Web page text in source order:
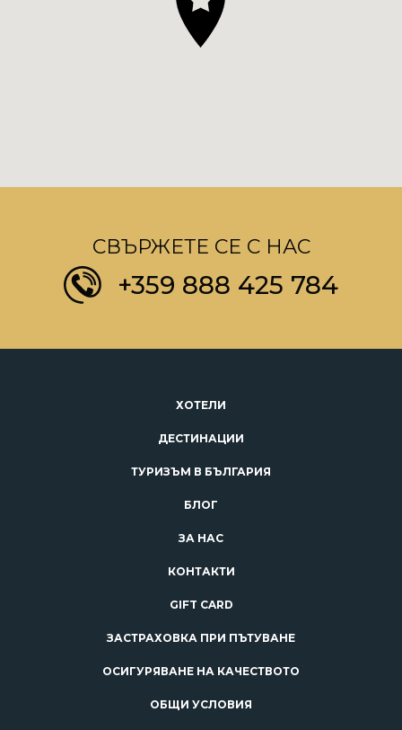
СВЪРЖЕТЕ СЕ С НАС
+359 888 425 784
ХОТЕЛИ
ДЕСТИНАЦИИ
ТУРИЗЪМ В БЪЛГАРИЯ
БЛОГ
ЗА НАС
КОНТАКТИ
GIFT CARD
ЗАСТРАХОВКА ПРИ ПЪТУВАНЕ
ОСИГУРЯВАНЕ НА КАЧЕСТВОТО
ОБЩИ УСЛОВИЯ